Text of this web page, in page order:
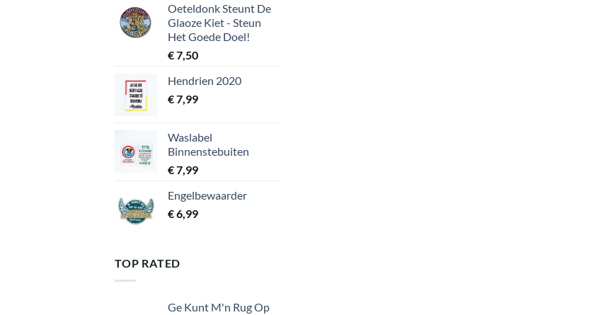
Oeteldonk Steunt De
Glaoze Kiet - Steun
Het Goede Doel!
€7,50
Hendrien 2020
€7,99
Waslabel
Binnenstebuiten
€7,99
Engelbewaarder
€6,99
TOP RATED
Ge Kunt M'n Rug Op